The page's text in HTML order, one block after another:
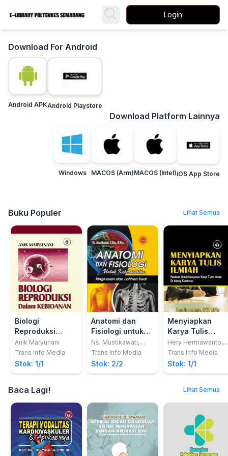
Login
Download For Android
Android APKAndroid Playstore
Download Platform Lainnya
Windows MACOS (Arm)MACOS (Intel)iOS App Store
Buku Populer Lihat Semua
Biologi
Reproduksi
dalam Kebidanan
Anik Maryunani
Trans Info Media
Stok: 1/1
Anatomi dan
Fisiologi untuk
Keperawatan -
Ringkasan dan
Latihan Soal
Ns. Mustikawati,
S.Kep., M.Kes
Trans Info Media
Stok: 2/2
Menyiapkan
Karya Tulis
Ilmiah (Panduan
untuk Menyusun
Karya Tulis
Ilmiah di Bidang
Hery Hermawanto,
SKM, M.Kes
Trans Info Media
Stok: 1/1
Baca Lagi! Lihat Semua